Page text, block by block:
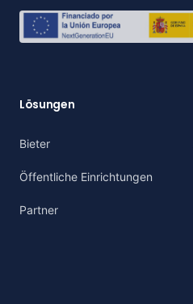
Lösungen
Bieter
Öffentliche Einrichtungen
Partner